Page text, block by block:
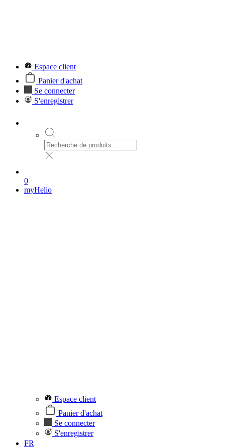
Espace client
Panier d'achat
Se connecter
S'enregistrer
0
myHelio
Espace client
Panier d'achat
Se connecter
S'enregistrer
FR